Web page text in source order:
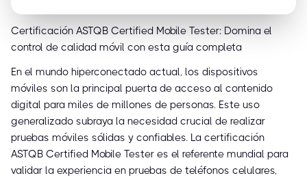
Certificación ASTQB Certified Mobile Tester: Domina el
control de calidad móvil con esta guía completa
En el mundo hiperconectado actual, los dispositivos
móviles son la principal puerta de acceso al contenido
digital para miles de millones de personas. Este uso
generalizado subraya la necesidad crucial de realizar
pruebas móviles sólidas y confiables. La certificación
ASTQB Certified Mobile Tester es el referente mundial para
validar la experiencia en pruebas de teléfonos celulares,